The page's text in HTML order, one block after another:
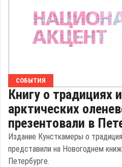
СОБЫТИЯ
Книгу о традициях
арктических
презентовали в
Издание Кунсткамеры о
представили на Новогоднем
Петербурге.